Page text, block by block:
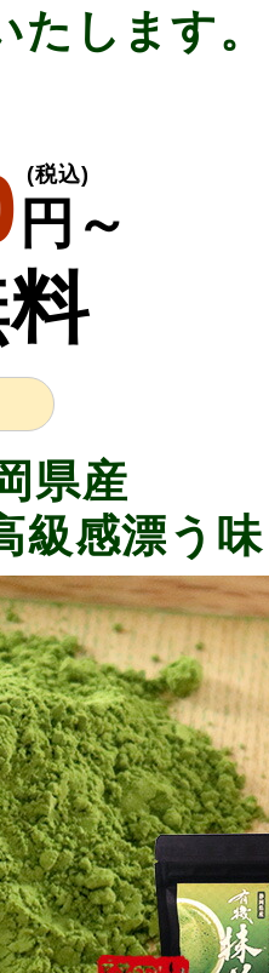
します。
円～
(税込)
県産
級感漂う味